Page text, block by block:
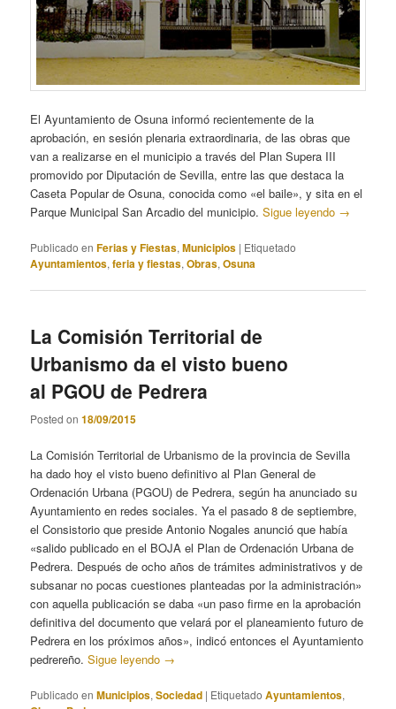
El Ayuntamiento de Osuna informó recientemente de la
aprobación, en sesión plenaria extraordinaria, de las obras que
van a realizarse en el municipio a través del Plan Supera III
promovido por Diputación de Sevilla, entre las que destaca la
Caseta Popular de Osuna, conocida como «el baile», y sita en el
Parque Municipal San Arcadio del municipio.Sigue leyendo →
Publicado en Ferias y Fiestas,Municipios | Etiquetado
Ayuntamientos,feria y fiestas,Obras,Osuna
La Comisión Territorial de
Urbanismo da el visto bueno
al PGOU de Pedrera
Posted on18/09/2015
La Comisión Territorial de Urbanismo de la provincia de Sevilla
ha dado hoy el visto bueno definitivo al Plan General de
Ordenación Urbana (PGOU) de Pedrera, según ha anunciado su
Ayuntamiento en redes sociales. Ya el pasado 8 de septiembre,
el Consistorio que preside Antonio Nogales anunció que había
«salido publicado en el BOJA el Plan de Ordenación Urbana de
Pedrera. Después de ocho años de trámites administrativos y de
subsanar no pocas cuestiones planteadas por la administración»
con aquella publicación se daba «un paso firme en la aprobación
definitiva del documento que velará por el planeamiento futuro de
Pedrera en los próximos años», indicó entonces el Ayuntamiento
pedrereño.Sigue leyendo →
Publicado en Municipios,Sociedad | Etiquetado Ayuntamientos,